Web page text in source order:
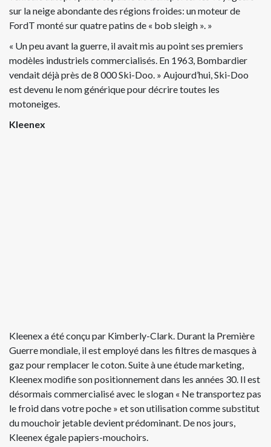
sur la neige abondante des régions froides: un moteur de
FordT monté sur quatre patins de « bob sleigh ». »
« Un peu avant la guerre, il avait mis au point ses premiers
modèles industriels commercialisés. En 1963, Bombardier
vendait déjà près de 8 000 Ski-Doo. » Aujourd’hui, Ski-Doo
est devenu le nom générique pour décrire toutes les
motoneiges.
Kleenex
Kleenex a été conçu par Kimberly-Clark. Durant la Première
Guerre mondiale, il est employé dans les filtres de masques à
gaz pour remplacer le coton. Suite à une étude marketing,
Kleenex modifie son positionnement dans les années 30. Il est
désormais commercialisé avec le slogan « Ne transportez pas
le froid dans votre poche » et son utilisation comme substitut
du mouchoir jetable devient prédominant. De nos jours,
Kleenex égale papiers-mouchoirs.